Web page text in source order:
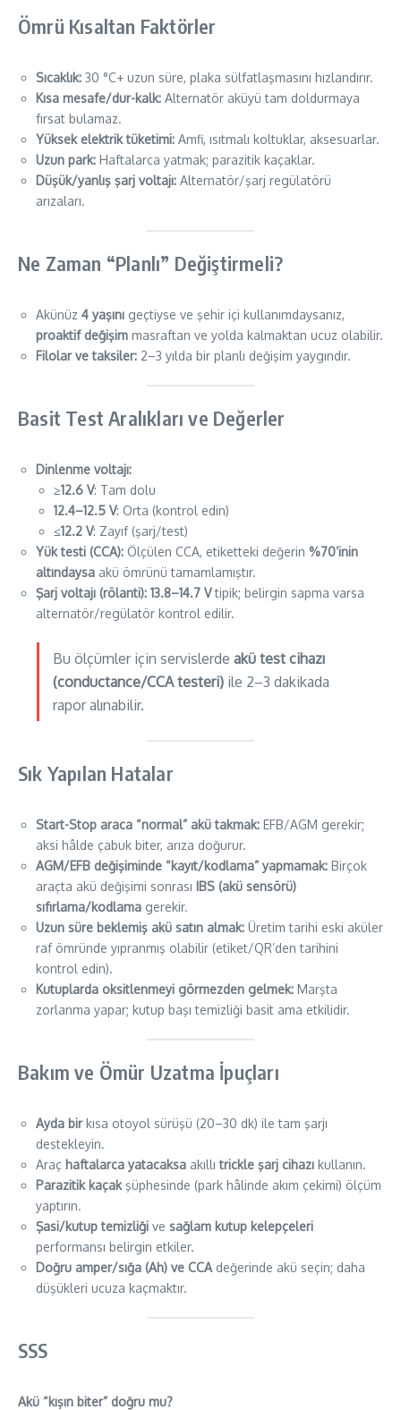
Ömrü Kısaltan Faktörler
Sıcaklık: 30 °C+ uzun süre, plaka sülfatlaşmasını hızlandırır.
Kısa mesafe/dur-kalk: Alternatör aküyü tam doldurmaya
fırsat bulamaz.
Yüksek elektrik tüketimi: Amfi, ısıtmalı koltuklar, aksesuarlar.
Uzun park: Haftalarca yatmak; parazitik kaçaklar.
Düşük/yanlış şarj voltajı: Alternatör/şarj regülatörü
arızaları.
Ne Zaman “Planlı” Değiştirmeli?
Akünüz 4 yaşını geçtiyse ve şehir içi kullanımdaysanız,
proaktif değişim masraftan ve yolda kalmaktan ucuz olabilir.
Filolar ve taksiler: 2–3 yılda bir planlı değişim yaygındır.
Basit Test Aralıkları ve Değerler
Dinlenme voltajı:
≥12.6 V: Tam dolu
12.4–12.5 V: Orta (kontrol edin)
≤12.2 V: Zayıf (şarj/test)
Yük testi (CCA): Ölçülen CCA, etiketteki değerin %70’inin
altındaysa akü ömrünü tamamlamıştır.
Şarj voltajı (rölanti): 13.8–14.7 Vtipik; belirgin sapma varsa
alternatör/regülatör kontrol edilir.
Bu ölçümler için servislerde akü test cihazı
(conductance/CCA testeri) ile 2–3 dakikada
rapor alınabilir.
Sık Yapılan Hatalar
Start-Stop araca “normal” akü takmak: EFB/AGM gerekir;
aksi hâlde çabuk biter, arıza doğurur.
AGM/EFB değişiminde “kayıt/kodlama” yapmamak: Birçok
araçta akü değişimi sonrası IBS (akü sensörü)
sıfırlama/kodlama gerekir.
Uzun süre beklemiş akü satın almak: Üretim tarihi eski aküler
raf ömründe yıpranmış olabilir (etiket/QR’den tarihini
kontrol edin).
Kutuplarda oksitlenmeyi görmezden gelmek: Marşta
zorlanma yapar; kutup başı temizliği basit ama etkilidir.
Bakım ve Ömür Uzatma İpuçları
Ayda birkısa otoyol sürüşü (20–30 dk) ile tam şarjı
destekleyin.
Araç haftalarca yatacaksa akıllıtrickle şarj cihazı kullanın.
Parazitik kaçakşüphesinde (park hâlinde akım çekimi) ölçüm
yaptırın.
Şasi/kutup temizliği ve sağlam kutup kelepçeleri
performansı belirgin etkiler.
Doğru amper/sığa (Ah) ve CCA değerinde akü seçin; daha
düşükleri ucuza kaçmaktır.
SSS
Akü “kışın biter” doğru mu?